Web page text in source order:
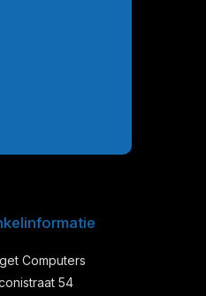
Computers
54